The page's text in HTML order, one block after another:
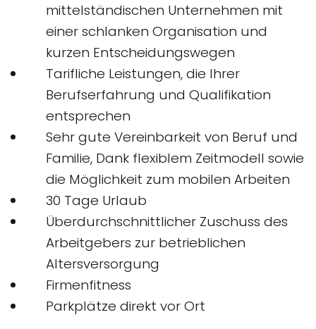
mittelständischen Unternehmen mit
einer schlanken Organisation und
kurzen Entscheidungswegen
Tarifliche Leistungen, die Ihrer
Berufserfahrung und Qualifikation
entsprechen
Sehr gute Vereinbarkeit von Beruf und
Familie, Dank flexiblem Zeitmodell sowie
die Möglichkeit zum mobilen Arbeiten
30 Tage Urlaub
Überdurchschnittlicher Zuschuss des
Arbeitgebers zur betrieblichen
Altersversorgung
Firmenfitness
Parkplätze direkt vor Ort